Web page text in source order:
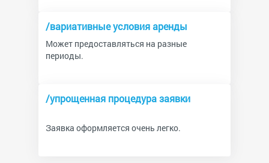
/вариативные условия аренды
Может предоставляться на разные
периоды.
/упрощенная процедура заявки
Заявка оформляется очень легко.